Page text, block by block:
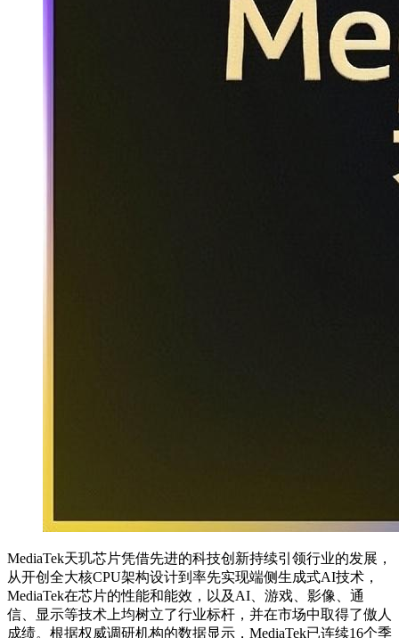
MediaTek天玑芯片凭借先进的科技创新持续引领行业的发展，
从开创全大核CPU架构设计到率先实现端侧生成式AI技术，
MediaTek在芯片的性能和能效，以及AI、游戏、影像、通
信、显示等技术上均树立了行业标杆，并在市场中取得了傲人
成绩。根据权威调研机构的数据显示，MediaTek已连续16个季